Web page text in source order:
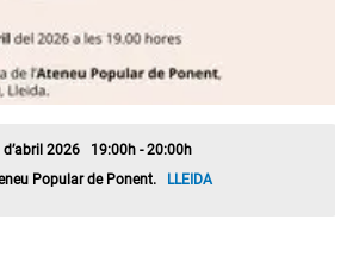
d’abril 2026 19:00h - 20:00h
Popular de Ponent. LLEIDA